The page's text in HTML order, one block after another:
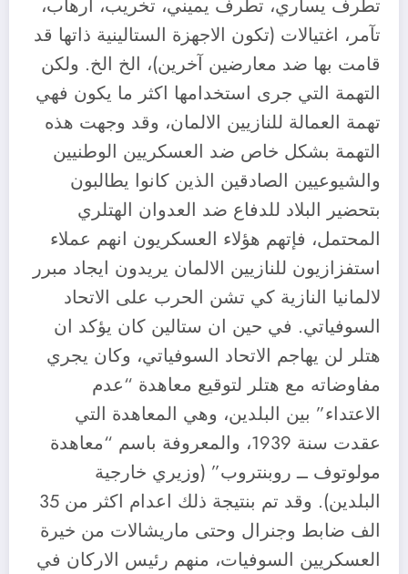
تطرف يساري، تطرف يميني، تخريب، ارهاب،
تآمر، اغتيالات (تكون الاجهزة الستالينية ذاتها قد
قامت بها ضد معارضين آخرين)، الخ الخ. ولكن
التهمة التي جرى استخدامها اكثر ما يكون فهي
تهمة العمالة للنازيين الالمان، وقد وجهت هذه
التهمة بشكل خاص ضد العسكريين الوطنيين
والشيوعيين الصادقين الذين كانوا يطالبون
بتحضير البلاد للدفاع ضد العدوان الهتلري
المحتمل، فإتهم هؤلاء العسكريون انهم عملاء
استفزازيون للنازيين الالمان يريدون ايجاد مبرر
لالمانيا النازية كي تشن الحرب على الاتحاد
السوفياتي. في حين ان ستالين كان يؤكد ان
هتلر لن يهاجم الاتحاد السوفياتي، وكان يجري
مفاوضاته مع هتلر لتوقيع معاهدة “عدم
الاعتداء” بين البلدين، وهي المعاهدة التي
عقدت سنة 1939، والمعروفة باسم “معاهدة
مولوتوف ــ روبنتروب” (وزيري خارجية
البلدين). وقد تم بنتيجة ذلك اعدام اكثر من 35
الف ضابط وجنرال وحتى ماريشالات من خيرة
العسكريين السوفيات، منهم رئيس الاركان في